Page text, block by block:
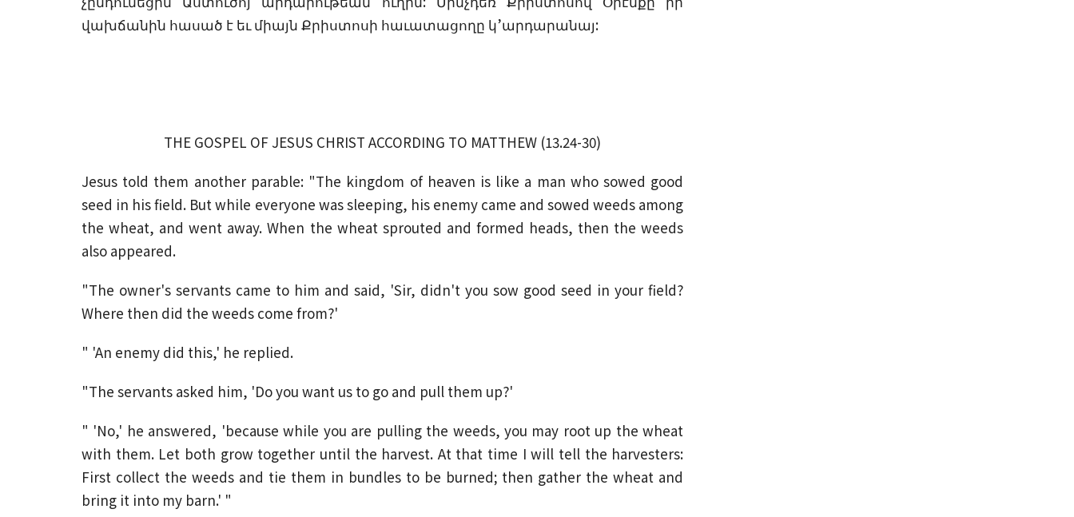
վախճանին հասած է եւ միայն Քրիստոսի հաւատացողը կ’արդարանայ:
THE GOSPEL OF JESUS CHRIST ACCORDING TO MATTHEW (13.24-30)
Jesus told them another parable: "The kingdom of heaven is like a man who sowed good
seed in his field. But while everyone was sleeping, his enemy came and sowed weeds among
the wheat, and went away. When the wheat sprouted and formed heads, then the weeds
also appeared.
"The owner's servants came to him and said, 'Sir, didn't you sow good seed in your field?
Where then did the weeds come from?'
" 'An enemy did this,' he replied.
"The servants asked him, 'Do you want us to go and pull them up?'
" 'No,' he answered, 'because while you are pulling the weeds, you may root up the wheat
with them. Let both grow together until the harvest. At that time I will tell the harvesters:
First collect the weeds and tie them in bundles to be burned; then gather the wheat and
bring it into my barn.' "